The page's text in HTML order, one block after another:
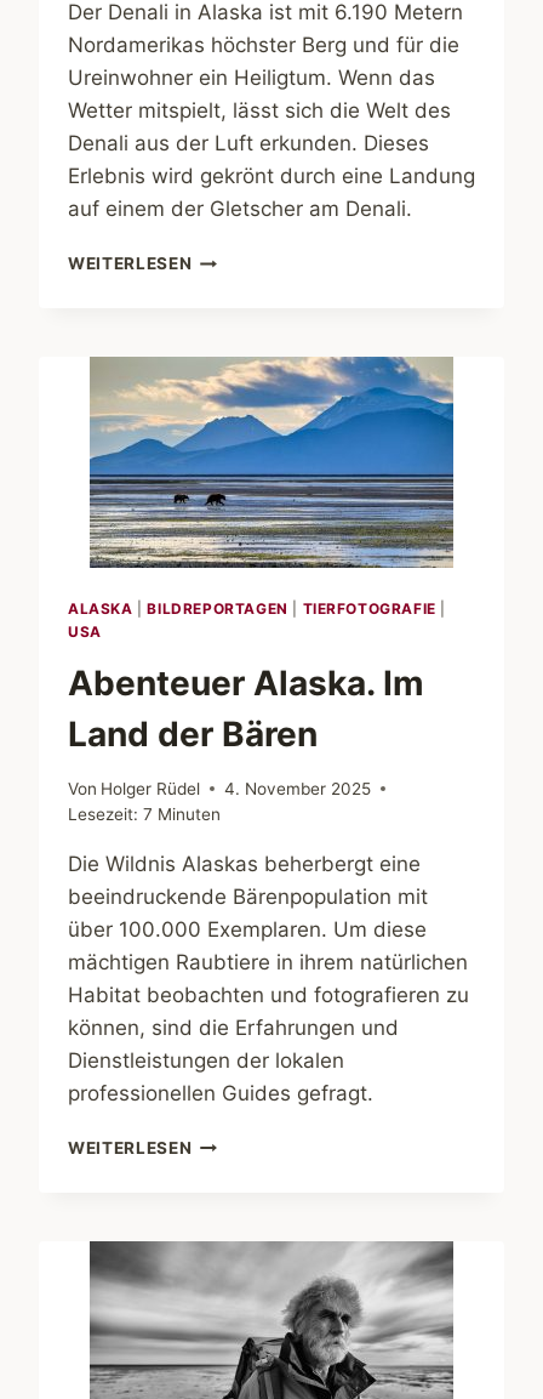
Der Denali in Alaska ist mit 6.190 Metern
Nordamerikas höchster Berg und für die
Ureinwohner ein Heiligtum. Wenn das
Wetter mitspielt, lässt sich die Welt des
Denali aus der Luft erkunden. Dieses
Erlebnis wird gekrönt durch eine Landung
auf einem der Gletscher am Denali.
WEITERLESEN ABENTEUER
ZUM
DENALI
ALASKA |BILDREPORTAGEN TIERFOTOGRAFIE
USA
Abenteuer Alaska. Im
Land der Bären
Von Holger Rüdel
4. November 2025
Lesezeit: 7 Minuten
Die Wildnis Alaskas beherbergt eine
beeindruckende Bärenpopulation mit
über 100.000 Exemplaren. Um diese
mächtigen Raubtiere in ihrem natürlichen
Habitat beobachten und fotografieren zu
können, sind die Erfahrungen und
Dienstleistungen der lokalen
professionellen Guides gefragt.
WEITERLESEN ABENTEUER
DER